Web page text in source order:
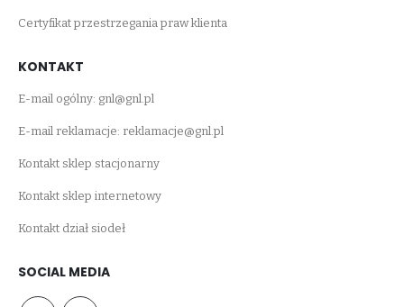
Certyfikat przestrzegania praw klienta
KONTAKT
E-mail ogólny: gnl@gnl.pl
E-mail reklamacje: reklamacje@gnl.pl
Kontakt sklep stacjonarny
Kontakt sklep internetowy
Kontakt dział siodeł
SOCIAL MEDIA